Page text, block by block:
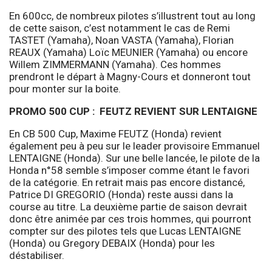
En 600cc, de nombreux pilotes s’illustrent tout au long
de cette saison, c’est notamment le cas de Remi
TASTET (Yamaha), Noan VASTA (Yamaha), Florian
REAUX (Yamaha) Loïc MEUNIER (Yamaha) ou encore
Willem ZIMMERMANN (Yamaha). Ces hommes
prendront le départ à Magny-Cours et donneront tout
pour monter sur la boite.
PROMO 500 CUP : FEUTZ REVIENT SUR LENTAIGNE
En CB 500 Cup, Maxime FEUTZ (Honda) revient
également peu à peu sur le leader provisoire Emmanuel
LENTAIGNE (Honda). Sur une belle lancée, le pilote de la
Honda n°58 semble s’imposer comme étant le favori
de la catégorie. En retrait mais pas encore distancé,
Patrice DI GREGORIO (Honda) reste aussi dans la
course au titre. La deuxième partie de saison devrait
donc être animée par ces trois hommes, qui pourront
compter sur des pilotes tels que Lucas LENTAIGNE
(Honda) ou Gregory DEBAIX (Honda) pour les
déstabiliser.